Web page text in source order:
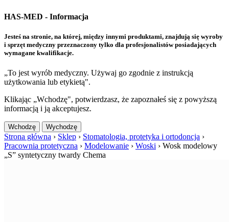
HAS-MED - Informacja
Jesteś na stronie, na której, między innymi produktami, znajdują się wyroby
i sprzęt medyczny przeznaczony tylko dla profesjonalistów posiadających
wymagane kwalifikacje.
„To jest wyrób medyczny. Używaj go zgodnie z instrukcją
użytkowania lub etykietą".
Klikając „Wchodzę", potwierdzasz, że zapoznałeś się z powyższą
informacją i ją akceptujesz.
Wchodzę Wychodzę
Strona główna › Sklep › Stomatologia, protetyka i ortodoncja ›
Pracownia protetyczna › Modelowanie › Woski › Wosk modelowy
„S” syntetyczny twardy Chema